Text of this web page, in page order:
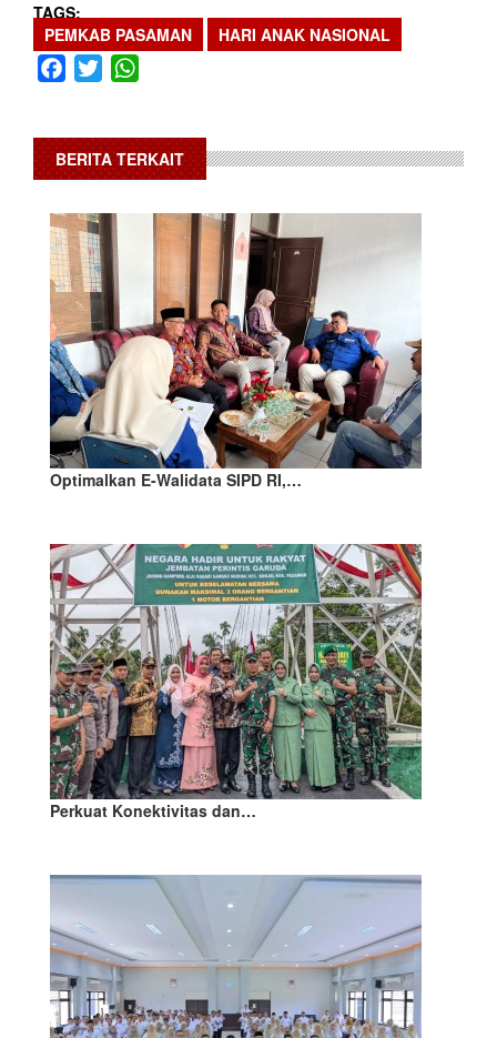
TAGS
PEMKAB PASAMAN
HARI ANAK NASIONAL
Facebook
Twitter
BERITA TERKAIT
Optimalkan E-Walidata SIPD RI,…
Perkuat Konektivitas dan…